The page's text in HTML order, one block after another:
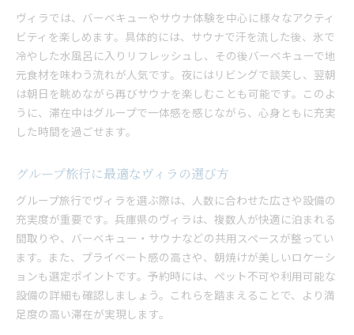
ヴィラでは、バーベキューやサウナ体験を中心に様々なアクティ
ビティを楽しめます。具体的には、サウナで汗を流した後、氷で
冷やした水風呂に入りリフレッシュし、その後バーベキューで地
元食材を味わう流れが人気です。夜にはリビングで談笑し、翌朝
は朝日を眺めながら再びサウナを楽しむことも可能です。このよ
うに、滞在中はグループで一体感を感じながら、心身ともに充実
した時間を過ごせます。
グループ旅行に最適なヴィラの選び方
グループ旅行でヴィラを選ぶ際は、人数に合わせた広さや設備の
充実度が重要です。兵庫県のヴィラは、複数人が快適に泊まれる
間取りや、バーベキュー・サウナなどの共用スペースが整ってい
ます。また、プライベート感の高さや、朝焼けが美しいロケーシ
ョンも選定ポイントです。予約時には、ペット不可や利用可能な
設備の詳細も確認しましょう。これらを踏まえることで、より満
足度の高い滞在が実現します。